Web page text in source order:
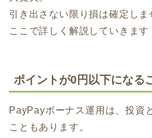
引き出さない限り損は確定しま
ここで詳しく解説していきます
ポイントが0円以下になる
PayPayボーナス運用は、投資
こともあります。